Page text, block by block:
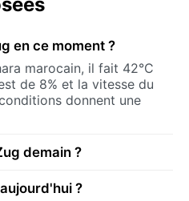
en ce moment ?
marocain, il fait 42°C
de 8% et la vitesse du
donnent une
demain ?
?